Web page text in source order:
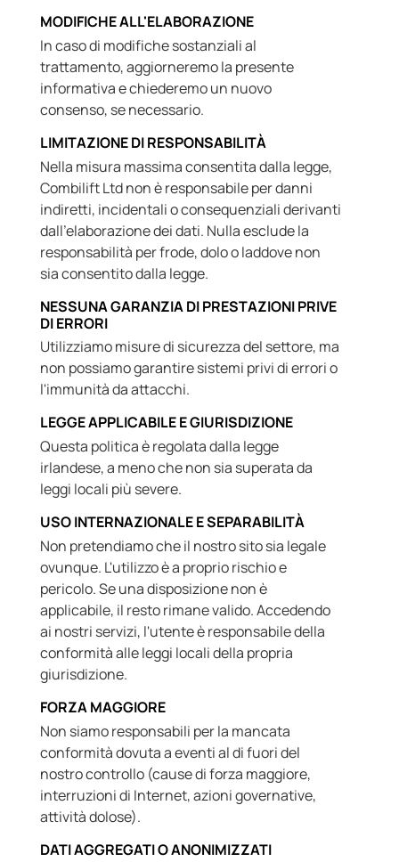
MODIFICHE ALL'ELABORAZIONE
In caso di modifiche sostanziali al
trattamento, aggiorneremo la presente
informativa e chiederemo un nuovo
consenso, se necessario.
LIMITAZIONE DI RESPONSABILITÀ
Nella misura massima consentita dalla legge,
Combilift Ltd non è responsabile per danni
indiretti, incidentali o consequenziali derivanti
dall'elaborazione dei dati. Nulla esclude la
responsabilità per frode, dolo o laddove non
sia consentito dalla legge.
NESSUNA GARANZIA DI PRESTAZIONI PRIVE
DI ERRORI
Utilizziamo misure di sicurezza del settore, ma
non possiamo garantire sistemi privi di errori o
l'immunità da attacchi.
LEGGE APPLICABILE E GIURISDIZIONE
Questa politica è regolata dalla legge
irlandese, a meno che non sia superata da
leggi locali più severe.
USO INTERNAZIONALE E SEPARABILITÀ
Non pretendiamo che il nostro sito sia legale
ovunque. L'utilizzo è a proprio rischio e
pericolo. Se una disposizione non è
applicabile, il resto rimane valido. Accedendo
ai nostri servizi, l'utente è responsabile della
conformità alle leggi locali della propria
giurisdizione.
FORZA MAGGIORE
Non siamo responsabili per la mancata
conformità dovuta a eventi al di fuori del
nostro controllo (cause di forza maggiore,
interruzioni di Internet, azioni governative,
attività dolose).
DATI AGGREGATI O ANONIMIZZATI